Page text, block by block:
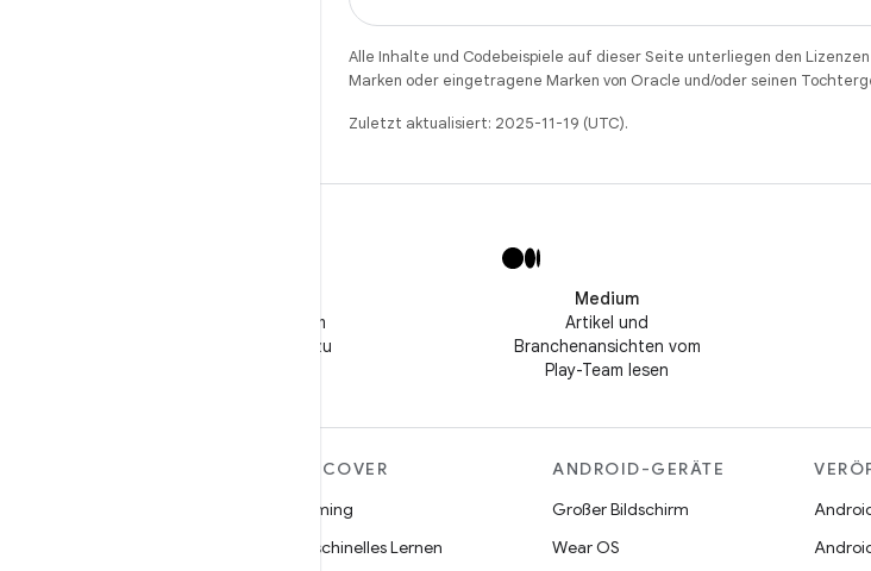
Alle Inhalte und Codebeispiele auf dieser Seite unterliegen den
Marken oder eingetragene Marken von Oracle und/oder seinen
Zuletzt aktualisiert: 2025-11-19 (UTC).
Folge @GooglePlayBiz, um
Neuigkeiten und Support zu
Medium
Artikel und
Branchenansichten vom
Play-Team lesen
DISCOVER
Gaming
Maschinelles Lernen
ANDROID-GERÄTE
Großer Bildschirm
Wear OS